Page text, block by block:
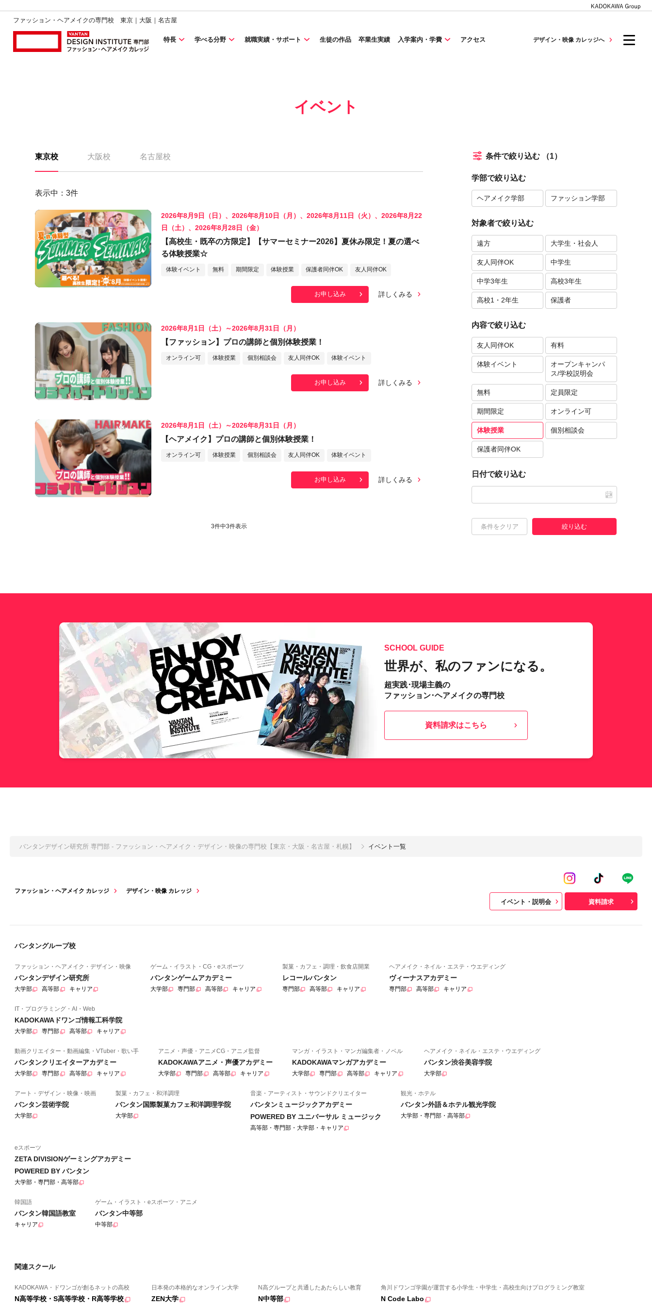
ファッション・ヘアメイクの専門校 東京｜大阪｜名古屋
特長 学べる分野 就職実績・サポート 生徒の作品 卒業生実績 入学案内・学費 アクセス デザイン・映像 カレッジへ
イベント
東京校 大阪校 名古屋校
表示中： 3件
2026年8月9日（日）、2026年8月10日（月）、2026年8月11日（火）、2026年8月22
日（土）、2026年8月28日（金）
【高校生・既卒の方限定】【サマーセミナー2026】夏休み限定！夏の選べ
る体験授業☆
体験イベント 無料 期間限定 体験授業 保護者同伴OK 友人同伴OK
お申し込み 詳しくみる
2026年8月1日（土）～2026年8月31日（月）
【ファッション】プロの講師と個別体験授業！
オンライン可 体験授業 個別相談会 友人同伴OK 体験イベント
お申し込み 詳しくみる
2026年8月1日（土）～2026年8月31日（月）
【ヘアメイク】プロの講師と個別体験授業！
オンライン可 体験授業 個別相談会 友人同伴OK 体験イベント
お申し込み 詳しくみる
3件中3件表示
条件で絞り込む （1）
学部で絞り込む
ヘアメイク学部 ファッション学部
対象者で絞り込む
遠方 大学生・社会人
友人同伴OK 中学生
中学3年生 高校3年生
高校1・2年生 保護者
内容で絞り込む
友人同伴OK 有料
体験イベント
オープンキャンパ
ス/学校説明会
無料 定員限定
期間限定 オンライン可
体験授業 個別相談会
保護者同伴OK
日付で絞り込む
条件をクリア 絞り込む
SCHOOL GUIDE
世界が、私のファンになる。
超実践･現場主義の
ファッション･ヘアメイクの専門校
資料請求はこちら
バンタンデザイン研究所 専門部 - ファッション・ヘアメイク・デザイン・映像の専門校【東京・大阪・名古屋・札幌】 イベント一覧
ファッション・ヘアメイク カレッジ デザイン・映像 カレッジ
イベント・説明会 資料請求
バンタングループ校
ファッション・ヘアメイク・デザイン・映像
バンタンデザイン研究所
大学部 高等部 キャリア
ゲーム・イラスト・CG・eスポーツ
バンタンゲームアカデミー
大学部 専門部 高等部 キャリア
製菓・カフェ・調理・飲食店開業
レコールバンタン
専門部 高等部 キャリア
ヘアメイク・ネイル・エステ・ウエディング
ヴィーナスアカデミー
専門部 高等部 キャリア
IT・プログラミング・AI・Web
KADOKAWAドワンゴ情報工科学院
大学部 専門部 高等部 キャリア
動画クリエイター・動画編集・VTuber・歌い手
バンタンクリエイターアカデミー
大学部 専門部 高等部 キャリア
アニメ・声優・アニメCG・アニメ監督
KADOKAWAアニメ・声優アカデミー
大学部 専門部 高等部 キャリア
マンガ・イラスト・マンガ編集者・ノベル
KADOKAWAマンガアカデミー
大学部 専門部 高等部 キャリア
ヘアメイク・ネイル・エステ・ウエディング
バンタン渋谷美容学院
大学部
アート・デザイン・映像・映画
バンタン芸術学院
大学部
製菓・カフェ・和洋調理
バンタン国際製菓カフェ和洋調理学院
大学部
音楽・アーティスト・サウンドクリエイター
バンタンミュージックアカデミー
POWERED BY ユニバーサル ミュージック
高等部・専門部・大学部・キャリア
観光・ホテル
バンタン外語＆ホテル観光学院
大学部・専門部・高等部
eスポーツ
ZETA DIVISIONゲーミングアカデミー
POWERED BY バンタン
大学部・専門部・高等部
韓国語
バンタン韓国語教室
キャリア
ゲーム・イラスト・eスポーツ・アニメ
バンタン中等部
中等部
関連スクール
KADOKAWA・ドワンゴが創るネットの高校
N高等学校・S高等学校・R高等学校
日本発の本格的なオンライン大学
ZEN大学
N高グループと共通したあたらしい教育
N中等部
角川ドワンゴ学園が運営する小学生・中学生・高校生向けプログラミング教室
N Code Labo